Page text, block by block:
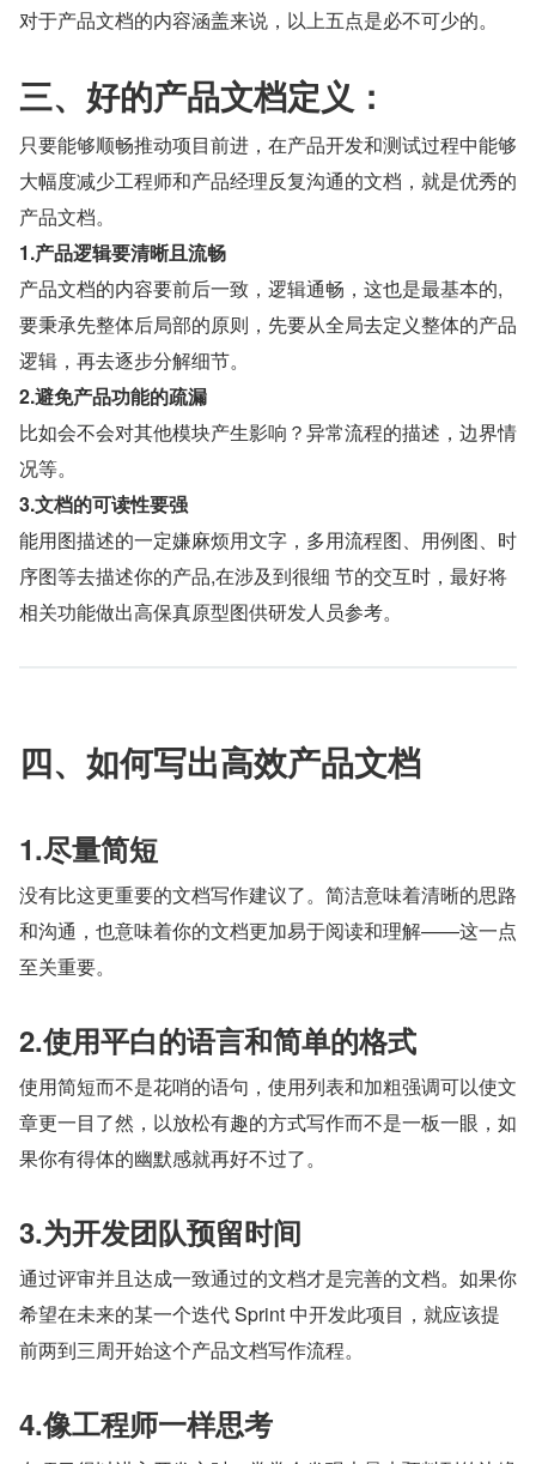
对于产品文档的内容涵盖来说，以上五点是必不可少的。
三、好的产品文档定义：
只要能够顺畅推动项目前进，在产品开发和测试过程中能够
大幅度减少工程师和产品经理反复沟通的文档，就是优秀的
产品文档。
1.产品逻辑要清晰且流畅
产品文档的内容要前后一致，逻辑通畅，这也是最基本的,
要秉承先整体后局部的原则，先要从全局去定义整体的产品
逻辑，再去逐步分解细节。
2.避免产品功能的疏漏
比如会不会对其他模块产生影响？异常流程的描述，边界情
况等。
3.文档的可读性要强
能用图描述的一定嫌麻烦用文字，多用流程图、用例图、时
序图等去描述你的产品,在涉及到很细 节的交互时，最好将
相关功能做出高保真原型图供研发人员参考。
四、如何写出高效产品文档
1.尽量简短
没有比这更重要的文档写作建议了。简洁意味着清晰的思路
和沟通，也意味着你的文档更加易于阅读和理解——这一点
至关重要。
2.使用平白的语言和简单的格式
使用简短而不是花哨的语句，使用列表和加粗强调可以使文
章更一目了然，以放松有趣的方式写作而不是一板一眼，如
果你有得体的幽默感就再好不过了。
3.为开发团队预留时间
通过评审并且达成一致通过的文档才是完善的文档。如果你
希望在未来的某一个迭代 Sprint 中开发此项目，就应该提
前两到三周开始这个产品文档写作流程。
4.像工程师一样思考